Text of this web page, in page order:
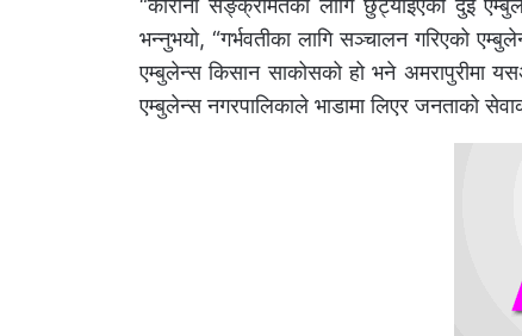
“कोरोना सङ्क्रमितका लागि छुट्याइएको दुई
भन्नुभयो, “गर्भवतीका लागि सञ्चालन गरिएको
एम्बुलेन्स किसान साकोसको हो भने अमरापुरीमा
एम्बुलेन्स नगरपालिकाले भाडामा लिएर जनताको